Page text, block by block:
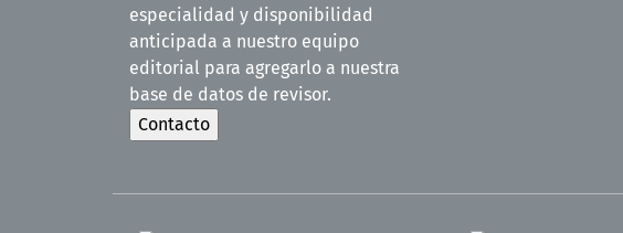
especialidad y disponibilidad
anticipada a nuestro equipo
editorial para agregarlo a nuestra
base de datos de revisor.